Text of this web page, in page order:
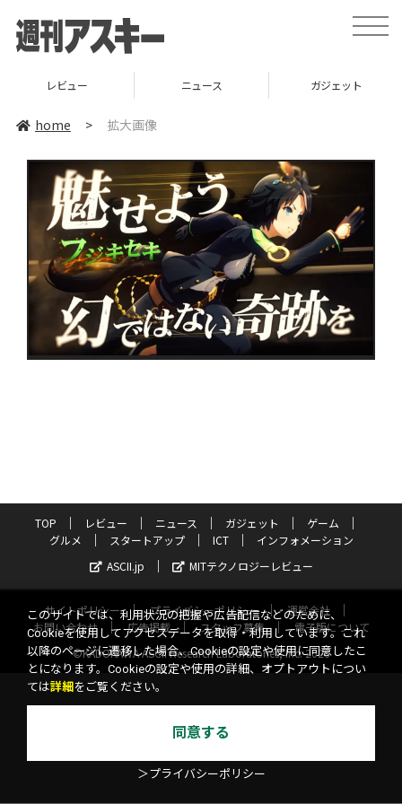
toggle
レビュー ニュース ガジェット
home > 拡大画像
TOP レビュー ニュース ガジェット
ゲーム
グルメ
スタートアップ ICT
インフォメーション
ASCII.jp
MITテクノロジーレビュー
サイトポリシー プライバシーポリシー
運営会社
お問い合わせ
広告掲載 スタッフ募集
電子版について
©KADOKAWA ASCII Research Laboratories, Inc. 2026
このサイトでは、利用状況の把握や広告配信などのために、
Cookieを使用してアクセスデータを取得・利用しています。これ
以降のページに遷移した場合、Cookieの設定や使用に同意したこ
とになります。Cookieの設定や使用の詳細、オプトアウトについ
ては詳細 をご覧ください。
同意する
＞プライバシーポリシー